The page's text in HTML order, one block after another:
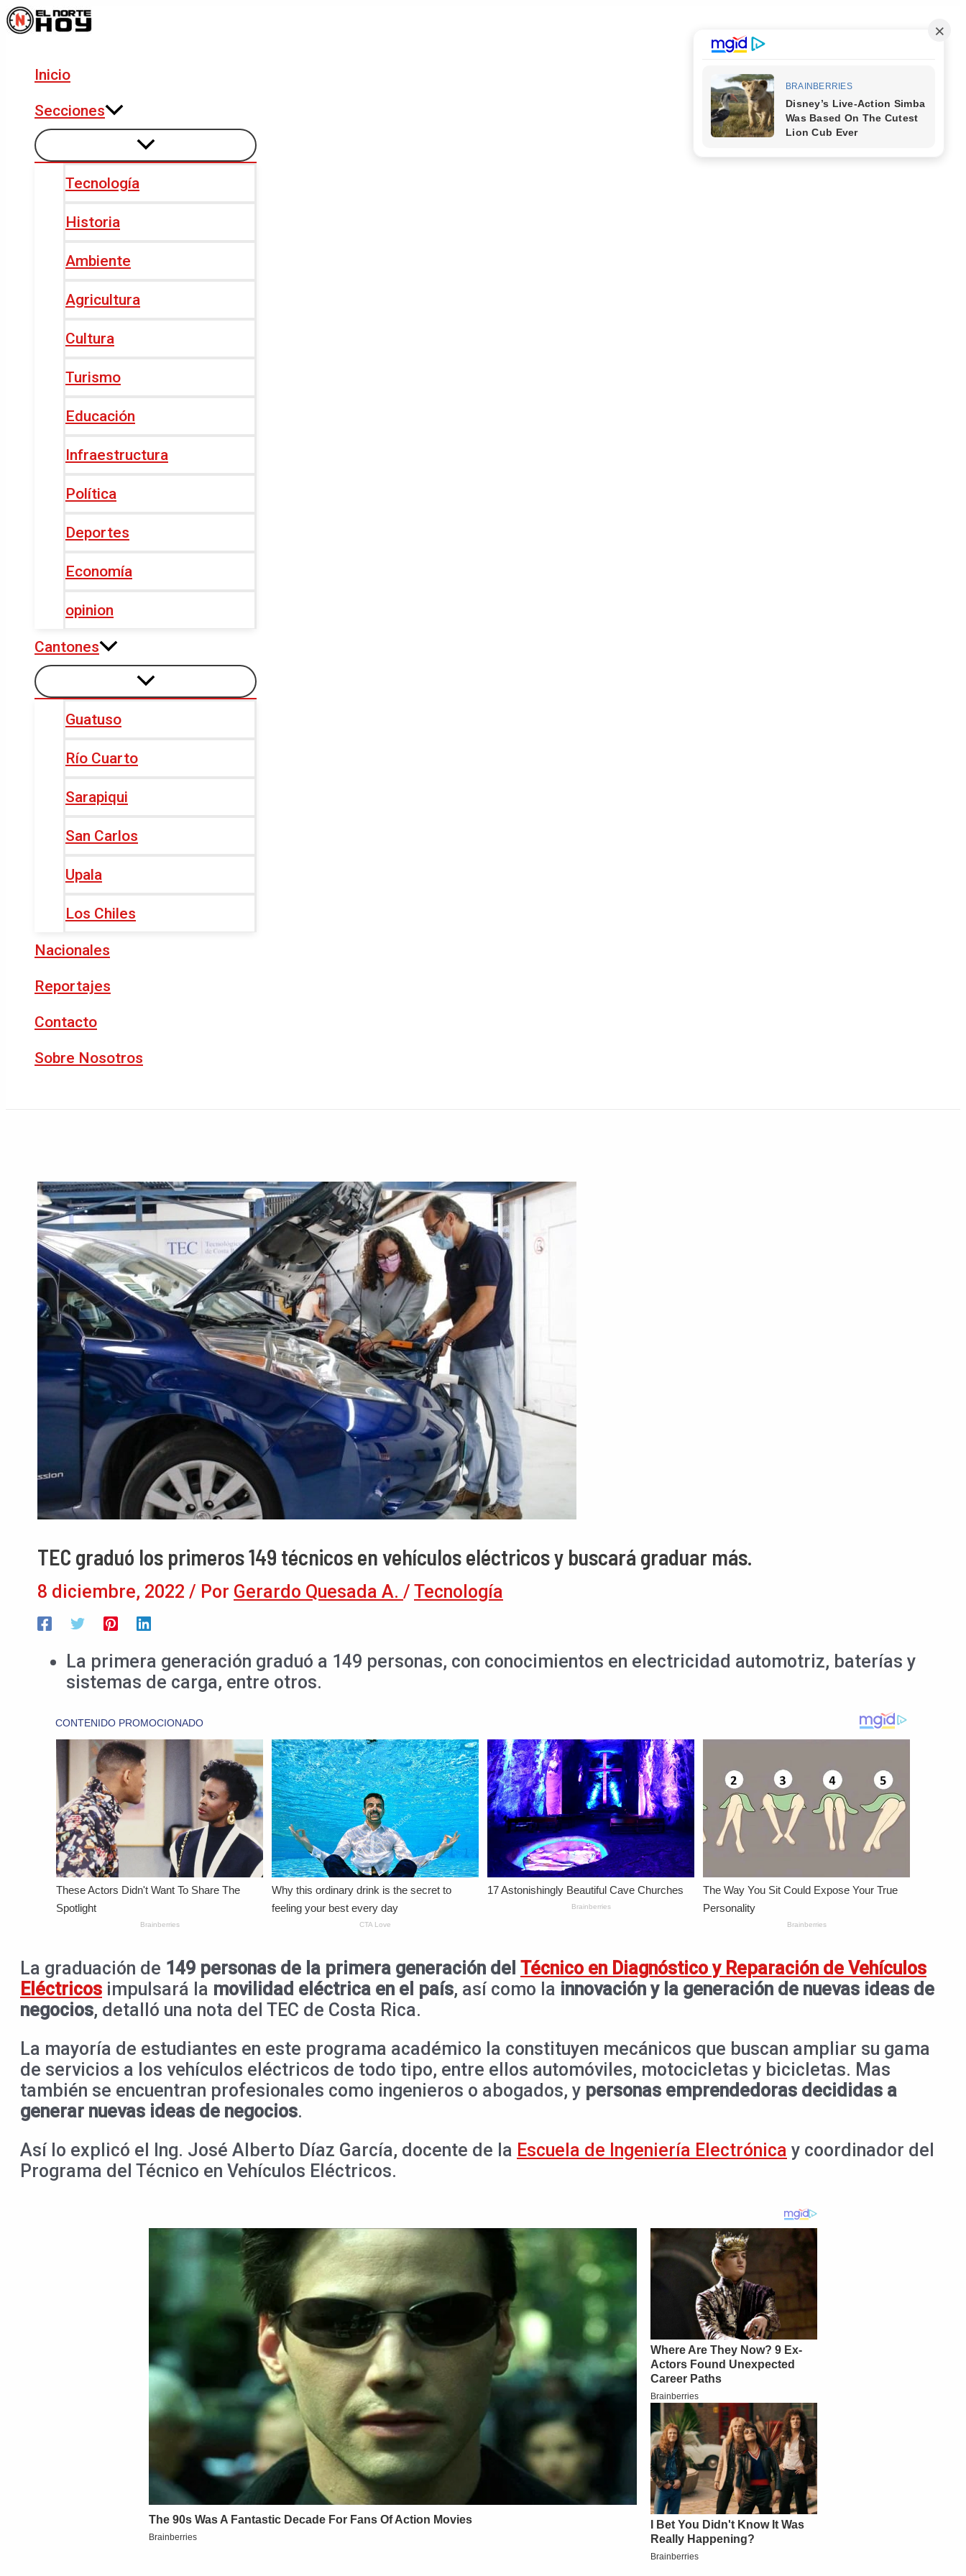
Ir
al
Inicio
Secciones
Tecnología
Historia
Ambiente
Agricultura
Cultura
Turismo
Educación
Infraestructura
Política
Deportes
Economía
opinion
Cantones
Guatuso
Río Cuarto
Sarapiqui
San Carlos
Upala
Los Chiles
Nacionales
Reportajes
Contacto
Sobre Nosotros
TEC graduó los primeros 149 técnicos en vehículos eléctricos y buscará graduar más.
8 diciembre, 2022 / Por Gerardo Quesada A. / Tecnología
La primera generación graduó a 149 personas, con conocimientos en electricidad automotriz, baterías y
sistemas de carga, entre otros.
La graduación de 149 personas de la primera generación del Técnico en Diagnóstico y Reparación de Vehículos
Eléctricos impulsará la movilidad eléctrica en el país, así como la innovación y la generación de nuevas ideas de
negocios, detalló una nota del TEC de Costa Rica.
La mayoría de estudiantes en este programa académico la constituyen mecánicos que buscan ampliar su gama
de servicios a los vehículos eléctricos de todo tipo, entre ellos automóviles, motocicletas y bicicletas. Mas
también se encuentran profesionales como ingenieros o abogados, y personas emprendedoras decididas a
generar nuevas ideas de negocios.
Así lo explicó el Ing. José Alberto Díaz García, docente de la Escuela de Ingeniería Electrónica y coordinador del
Programa del Técnico en Vehículos Eléctricos.
Navegación
de